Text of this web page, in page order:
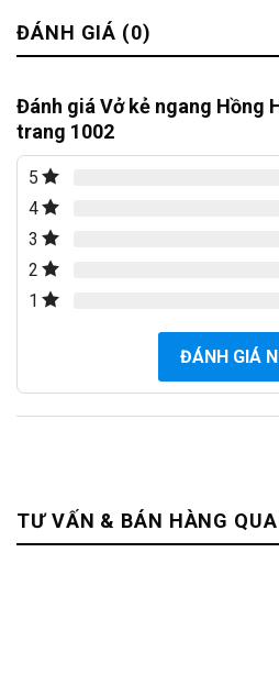
ĐÁNH GIÁ (0)
Đánh giá Vở kẻ ngang Hồng
trang 1002
5
4
3
2
1
ĐÁNH GIÁ
TƯ VẤN & BÁN HÀNG QUA